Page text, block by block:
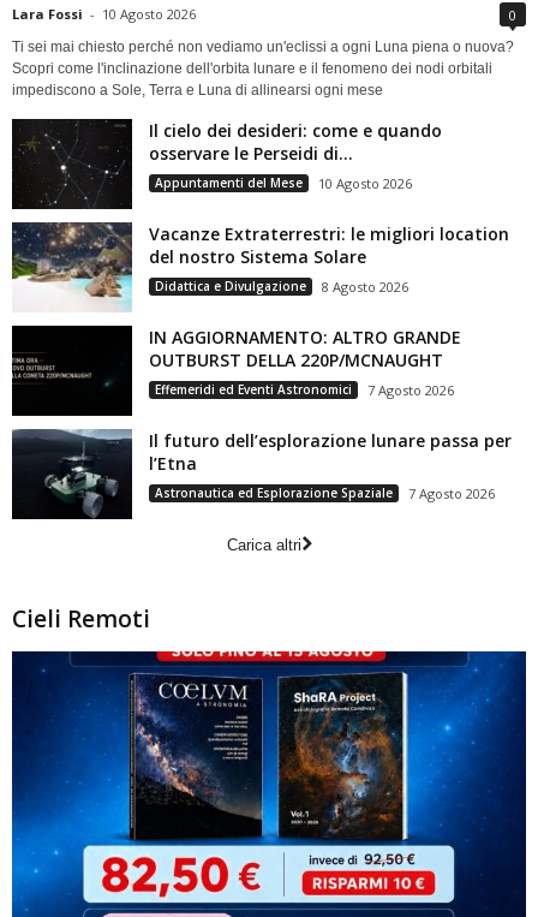
Lara Fossi - 10 Agosto 2026 0
Ti sei mai chiesto perché non vediamo un'eclissi a ogni Luna piena o nuova?
Scopri come l'inclinazione dell'orbita lunare e il fenomeno dei nodi orbitali
impediscono a Sole, Terra e Luna di allinearsi ogni mese
Il cielo dei desideri: come e quando
osservare le Perseidi di...
Appuntamenti del Mese 10 Agosto 2026
Vacanze Extraterrestri: le migliori location
del nostro Sistema Solare
Didattica e Divulgazione 8 Agosto 2026
IN AGGIORNAMENTO: ALTRO GRANDE
OUTBURST DELLA 220P/MCNAUGHT
Effemeridi ed Eventi Astronomici 7 Agosto 2026
Il futuro dell’esplorazione lunare passa per
l’Etna
Astronautica ed Esplorazione Spaziale 7 Agosto 2026
Carica altri
Cieli Remoti